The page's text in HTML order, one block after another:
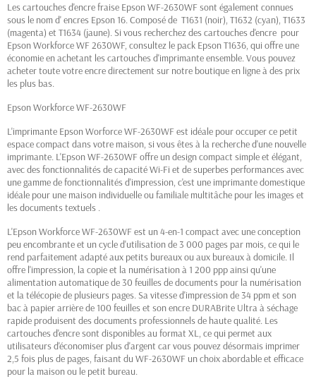
Les cartouches d'encre fraise Epson WF-2630WF sont également connues
sous le nom d' encres Epson 16. Composé de T1631 (noir), T1632 (cyan), T1633
(magenta) et T1634 (jaune). Si vous recherchez des cartouches d'encre pour
Epson Workforce WF 2630WF, consultez le pack Epson T1636, qui offre une
économie en achetant les cartouches d'imprimante ensemble. Vous pouvez
acheter toute votre encre directement sur notre boutique en ligne à des prix
les plus bas.
Epson Workforce WF-2630WF
L'imprimante Epson Worforce WF-2630WF est idéale pour occuper ce petit
espace compact dans votre maison, si vous êtes à la recherche d'une nouvelle
imprimante. L'Epson WF-2630WF offre un design compact simple et élégant,
avec des fonctionnalités de capacité Wi-Fi et de superbes performances avec
une gamme de fonctionnalités d'impression, c'est une imprimante domestique
idéale pour une maison individuelle ou familiale multitâche pour les images et
les documents textuels .
L'Epson Workforce WF-2630WF est un 4-en-1 compact avec une conception
peu encombrante et un cycle d'utilisation de 3 000 pages par mois, ce qui le
rend parfaitement adapté aux petits bureaux ou aux bureaux à domicile. Il
offre l'impression, la copie et la numérisation à 1 200 ppp ainsi qu'une
alimentation automatique de 30 feuilles de documents pour la numérisation
et la télécopie de plusieurs pages. Sa vitesse d'impression de 34 ppm et son
bac à papier arrière de 100 feuilles et son encre DURABrite Ultra à séchage
rapide produisent des documents professionnels de haute qualité. Les
cartouches d'encre sont disponibles au format XL, ce qui permet aux
utilisateurs d'économiser plus d'argent car vous pouvez désormais imprimer
2,5 fois plus de pages, faisant du WF-2630WF un choix abordable et efficace
pour la maison ou le petit bureau.